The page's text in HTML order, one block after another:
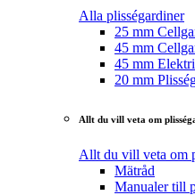
Alla plisségardiner
25 mm
45 mm
45 mm
20 mm
Allt du vill veta om
Allt du vill veta om
Mätråd
Manualer till